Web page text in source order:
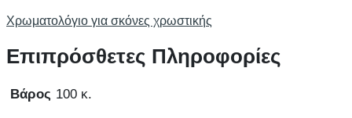
Χρωματολόγιο για σκόνες χρωστικής
Επιπρόσθετες Πληροφορίες
Βάρος 100 κ.